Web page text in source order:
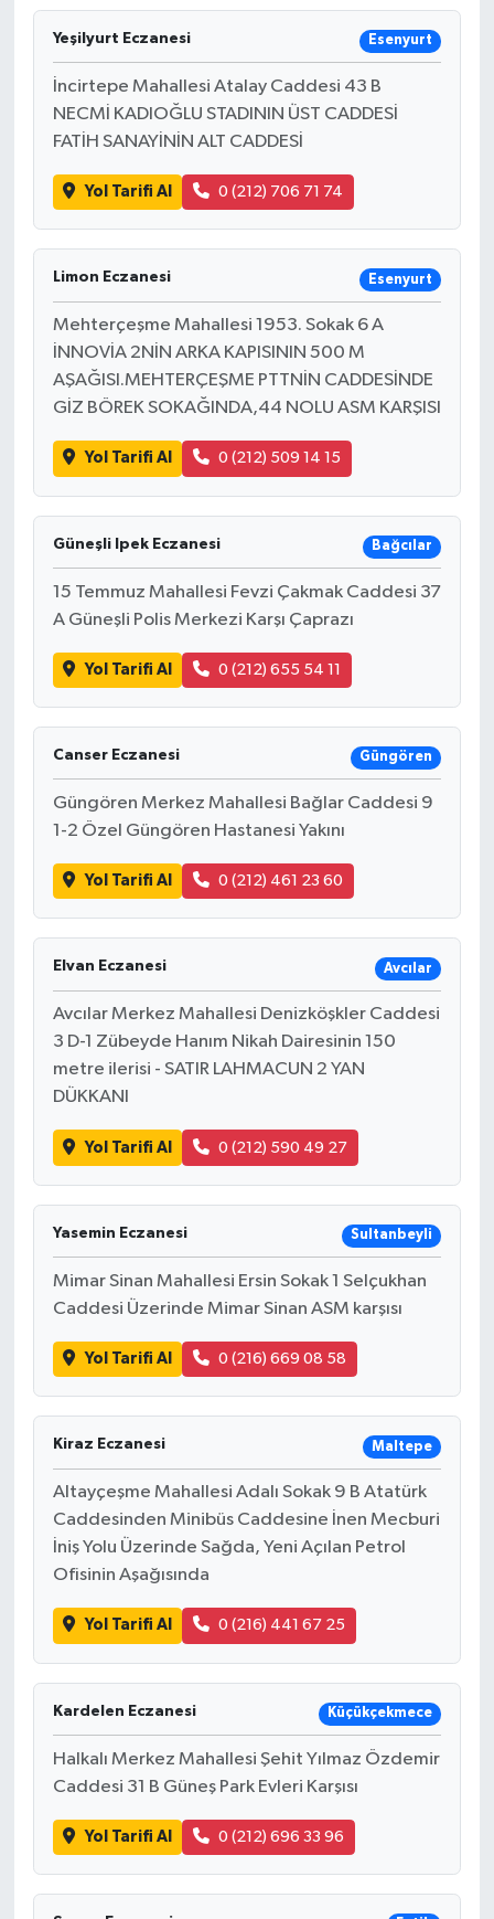
Yeşilyurt Eczanesi Esenyurt
İncirtepe Mahallesi Atalay Caddesi 43 B
NECMİ KADIOĞLU STADININ ÜST CADDESİ
FATİH SANAYİNİN ALT CADDESİ
Yol Tarifi Al 0 (212) 706 71 74
Limon Eczanesi Esenyurt
Mehterçeşme Mahallesi 1953. Sokak 6 A
İNNOVİA 2NİN ARKA KAPISININ 500 M
AŞAĞISI.MEHTERÇEŞME PTTNİN CADDESİNDE
GİZ BÖREK SOKAĞINDA,44 NOLU ASM KARŞISI
Yol Tarifi Al 0 (212) 509 14 15
Güneşli Ipek Eczanesi Bağcılar
15 Temmuz Mahallesi Fevzi Çakmak Caddesi 37
A Güneşli Polis Merkezi Karşı Çaprazı
Yol Tarifi Al 0 (212) 655 54 11
Canser Eczanesi Güngören
Güngören Merkez Mahallesi Bağlar Caddesi 9
1-2 Özel Güngören Hastanesi Yakını
Yol Tarifi Al 0 (212) 461 23 60
Elvan Eczanesi Avcılar
Avcılar Merkez Mahallesi Denizköşkler Caddesi
3 D-1 Zübeyde Hanım Nikah Dairesinin 150
metre ilerisi - SATIR LAHMACUN 2 YAN
DÜKKANI
Yol Tarifi Al 0 (212) 590 49 27
Yasemin Eczanesi Sultanbeyli
Mimar Sinan Mahallesi Ersin Sokak 1 Selçukhan
Caddesi Üzerinde Mimar Sinan ASM karşısı
Yol Tarifi Al 0 (216) 669 08 58
Kiraz Eczanesi Maltepe
Altayçeşme Mahallesi Adalı Sokak 9 B Atatürk
Caddesinden Minibüs Caddesine İnen Mecburi
İniş Yolu Üzerinde Sağda, Yeni Açılan Petrol
Ofisinin Aşağısında
Yol Tarifi Al 0 (216) 441 67 25
Kardelen Eczanesi Küçükçekmece
Halkalı Merkez Mahallesi Şehit Yılmaz Özdemir
Caddesi 31 B Güneş Park Evleri Karşısı
Yol Tarifi Al 0 (212) 696 33 96